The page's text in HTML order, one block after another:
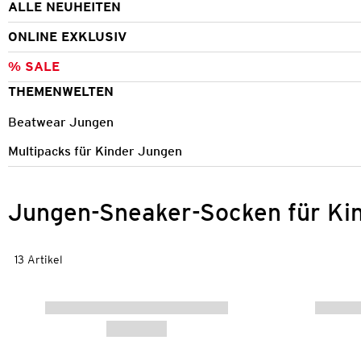
ALLE NEUHEITEN
ONLINE EXKLUSIV
% SALE
THEMENWELTEN
Beatwear Jungen
Multipacks für Kinder Jungen
Jungen-Sneaker-Socken für
13 Artikel